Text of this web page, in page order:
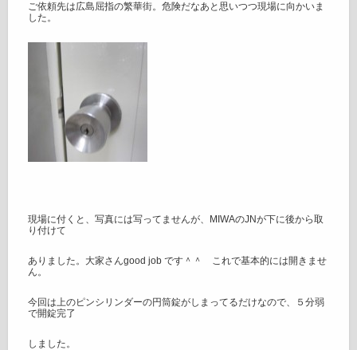
ご依頼先は広島屈指の繁華街。危険だなあと思いつつ現場に向かいま
した。
現場に付くと、写真には写ってませんが、MIWAのJNが下に後から取
り付けて
ありました。大家さんgood job です＾＾ これで基本的には開きませ
ん。
今回は上のピンシリンダーの円筒錠がしまってるだけなので、５分弱
で開錠完了
しました。